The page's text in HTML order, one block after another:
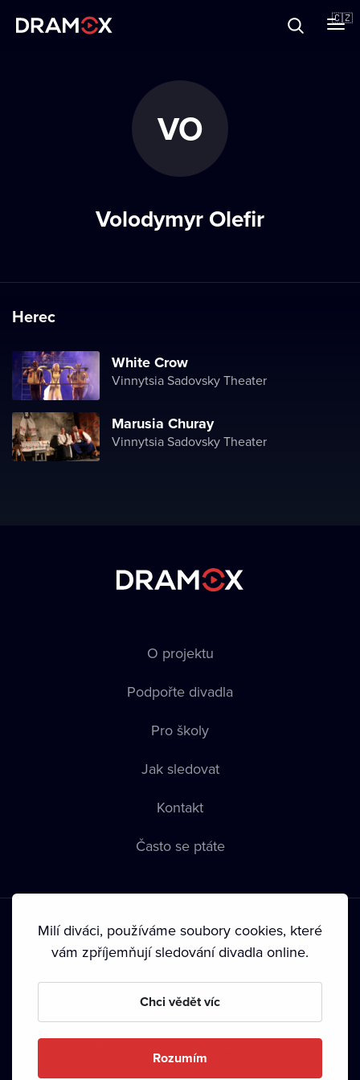
🇨🇿
VO
Volodymyr Olefir
Herec
White Crow
Vinnytsia Sadovsky Theater
Marusia Churay
Vinnytsia Sadovsky Theater
O projektu
Podpořte divadla
Pro školy
Jak sledovat
Kontakt
Často se ptáte
Podmínky používání • Ochrana soukromí • Zásady používání
• Autorská práva•
Milí diváci, používáme soubory cookies, které
vám zpříjemňují sledování divadla online.
Chci vědět víc
Rozumím